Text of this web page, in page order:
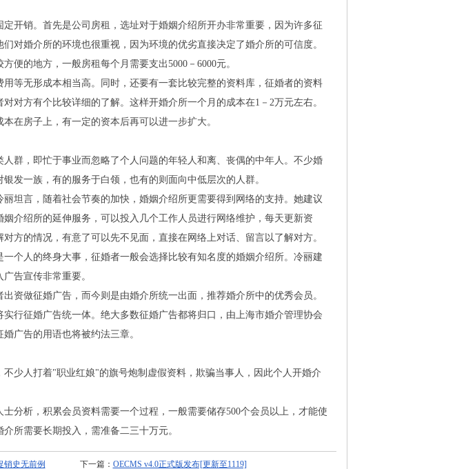
销。首先是公司房租，选址对于婚姻介绍所开办非常重要，因为许多征
对婚介所的环境也很重视，因为环境的优劣直接决定了婚介所的可信度。
便的地方，一般房租每个月需要支出5000 － 6000元。
无形成本相当高。同时，还要有一套比较完整的资料库，征婚者的资料
对方有个比较详细的了解。这样开婚介所一个月的成本在1 － 2万元左右。
房子上，有一定的资本后再可以进一步扩大。
，即忙于事业而忽略了个人问题的年轻人和离、丧偶的中年人。不少婚
发一族，有的服务于白领，也有的则面向中低层次的人群。
言，随着社会节奏的加快，婚姻介绍所更需要得到网络的支持。她建议
介绍所的延伸服务，可以投入几个工作人员进行网络维护，每天更新资
方的情况，有意了可以先不见面，直接在网络上对话、留言以了解对方。
人的终身大事，征婚者一般会选择比较有知名度的婚姻介绍所。冷丽建
告宣传非常重要。
做征婚广告，而今则是由婚介所统一出面，推荐婚介所中的优秀会员。
行征婚广告统一体。绝大多数征婚广告都将归口，由上海市婚介管理协会
广告的用语也将被约法三章。
少人打着"职业红娘"的旗号炮制虚假资料，欺骗当事人，因此个人开婚介
分析，积累会员资料需要一个过程，一般需要储存500个会员以上，才能使
所需要长期投入，需准备二三十万元。
销史无前例 下一篇： OECMS v4.0正式版发布[更新至1119]